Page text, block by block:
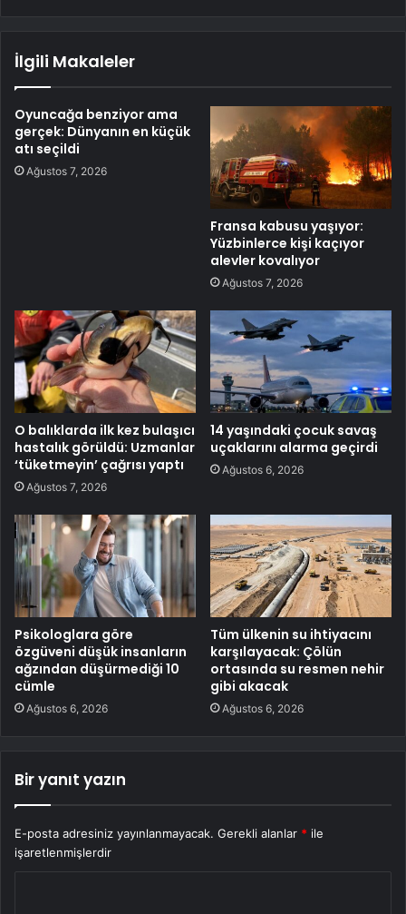
İlgili Makaleler
Oyuncağa benziyor ama
gerçek: Dünyanın en küçük
atı seçildi
Ağustos 7, 2026
Fransa kabusu yaşıyor:
Yüzbinlerce kişi kaçıyor
alevler kovalıyor
Ağustos 7, 2026
O balıklarda ilk kez bulaşıcı
hastalık görüldü: Uzmanlar
‘tüketmeyin’ çağrısı yaptı
Ağustos 7, 2026
14 yaşındaki çocuk savaş
uçaklarını alarma geçirdi
Ağustos 6, 2026
Psikologlara göre
özgüveni düşük insanların
ağzından düşürmediği 10
cümle
Ağustos 6, 2026
Tüm ülkenin su ihtiyacını
karşılayacak: Çölün
ortasında su resmen nehir
gibi akacak
Ağustos 6, 2026
Bir yanıt yazın
E-posta adresiniz yayınlanmayacak. Gerekli alanlar * ile
işaretlenmişlerdir